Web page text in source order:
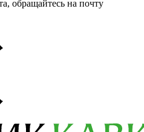
обращайтесь на почту